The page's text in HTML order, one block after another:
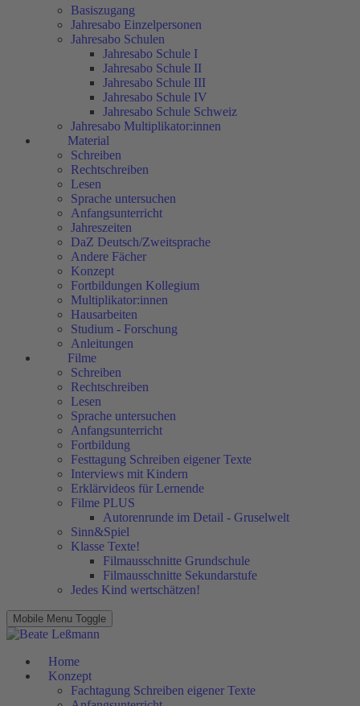
Basiszugang
Jahresabo Einzelpersonen
Jahresabo Schulen
Jahresabo Schule I
Jahresabo Schule II
Jahresabo Schule III
Jahresabo Schule IV
Jahresabo Schule Schweiz
Jahresabo Multiplikator:innen
Material
Schreiben
Rechtschreiben
Lesen
Sprache untersuchen
Anfangsunterricht
Jahreszeiten
DaZ Deutsch/Zweitsprache
Andere Fächer
Konzept
Fortbildungen Kollegium
Multiplikator:innen
Hausarbeiten
Studium - Forschung
Anleitungen
Filme
Schreiben
Rechtschreiben
Lesen
Sprache untersuchen
Anfangsunterricht
Fortbildung
Festtagung Schreiben eigener Texte
Interviews mit Kindern
Erklärvideos für Lernende
Filme PLUS
Autorenrunde im Detail - Gruselwelt
Sinn&Spiel
Klasse Texte!
Filmausschnitte Grundschule
Filmausschnitte Sekundarstufe
Jedes Kind wertschätzen!
Mobile Menu Toggle
Home
Konzept
Fachtagung Schreiben eigener Texte